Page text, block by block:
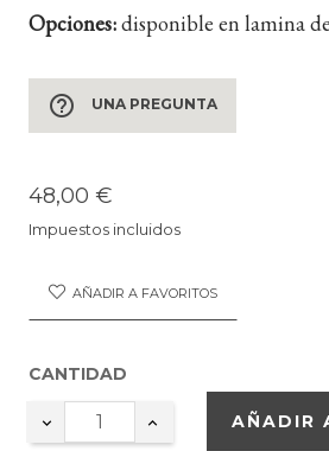
Opciones:disponible en lamina
help_outline UNA PREGUNTA
48,00 €
Impuestos incluidos
AÑADIR A FAVORITOS
CANTIDAD
AÑADIR